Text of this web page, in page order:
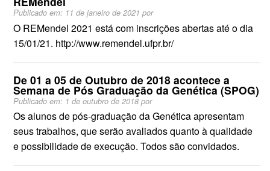
Publicado em: 11 de janeiro de 2021por
O REMendel 2021 está com inscrições abertas até o dia
15/01/21. http://www.remendel.ufpr.br/
De 01 a 05 de Outubro de 2018 acontece a
Semana de Pós Graduação da Genética (SPOG)
Publicado em: 1 de outubro de 2018por
Os alunos de pós-graduação da Genética apresentam
seus trabalhos, que serão avaliados quanto à qualidade
e possibilidade de execução. Todos são convidados.